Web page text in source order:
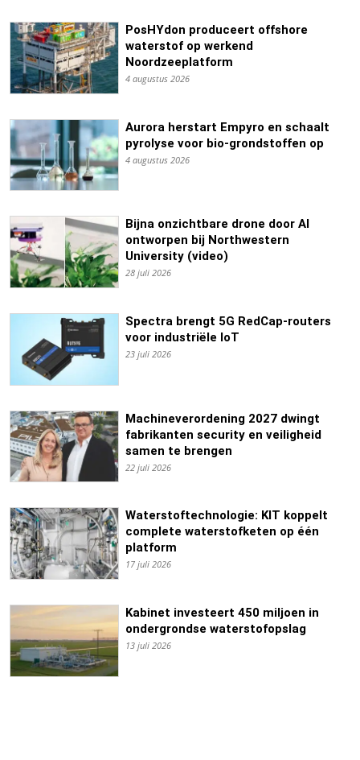
PosHYdon produceert offshore
waterstof op werkend
Noordzeeplatform
4 augustus 2026
Aurora herstart Empyro en schaalt
pyrolyse voor bio-grondstoffen op
4 augustus 2026
Bijna onzichtbare drone door AI
ontworpen bij Northwestern
University (video)
28 juli 2026
Spectra brengt 5G RedCap-routers
voor industriële IoT
23 juli 2026
Machineverordening 2027 dwingt
fabrikanten security en veiligheid
samen te brengen
22 juli 2026
Waterstoftechnologie: KIT koppelt
complete waterstofketen op één
platform
17 juli 2026
Kabinet investeert 450 miljoen in
ondergrondse waterstofopslag
13 juli 2026